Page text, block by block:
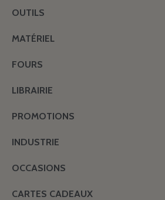
OUTILS
MATÉRIEL
FOURS
LIBRAIRIE
PROMOTIONS
INDUSTRIE
OCCASIONS
CARTES CADEAUX